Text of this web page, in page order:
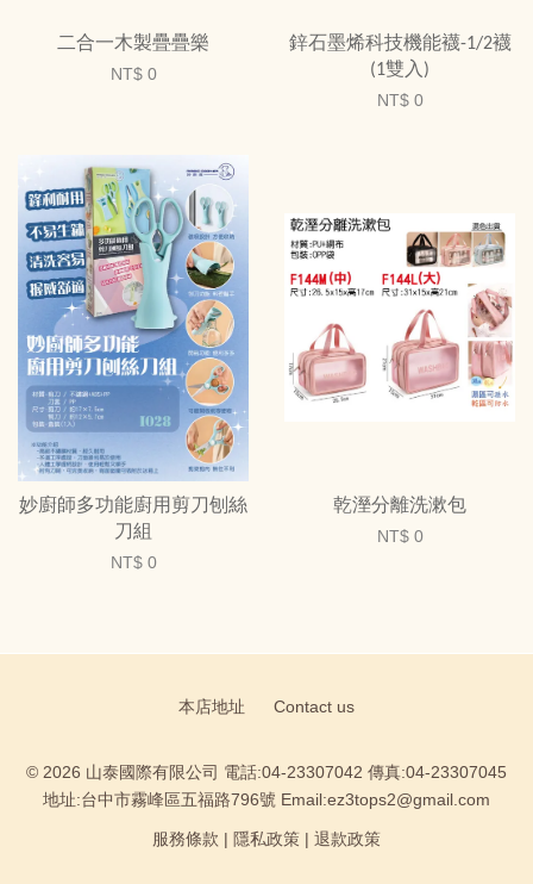
二合一木製疊疊樂
NT$ 0
鋅石墨烯科技機能襪-1/2襪
(1雙入)
NT$ 0
妙廚師多功能廚用剪刀刨絲
刀組
NT$ 0
乾溼分離洗漱包
NT$ 0
本店地址 Contact us
© 2026 山泰國際有限公司 電話:04-23307042 傳真:04-23307045
地址:台中市霧峰區五福路796號 Email:ez3tops2@gmail.com
服務條款 隱私政策 退款政策